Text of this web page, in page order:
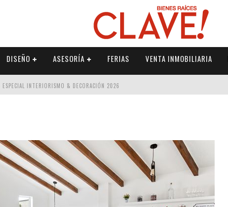
DISEÑO ASESORÍA FERIAS VENTA INMOBILIARIA
INTERIORISMO & DECORACIÓN 2026
INTERIORISMO & DECORACIÓN 2026